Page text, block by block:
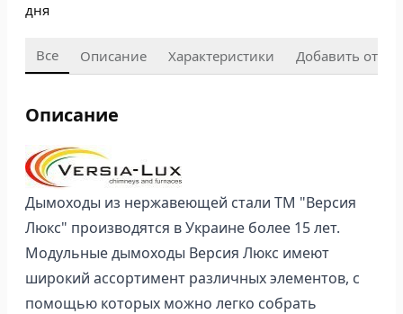
дня
Все Описание Характеристики Добавить отзыв
Описание
Дымоходы из нержавеющей стали ТМ "Версия
Люкс" производятся в Украине более 15 лет.
Модульные дымоходы Версия Люкс имеют
широкий ассортимент различных элементов, с
помощью которых можно легко собрать